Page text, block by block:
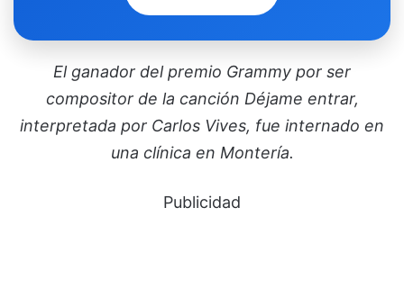
El ganador del premio Grammy por ser
compositor de la canción Déjame entrar,
interpretada por Carlos Vives, fue internado en
una clínica en Montería.
Publicidad